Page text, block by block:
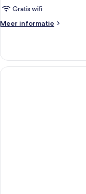
Gratis wifi
Meer informatie
Meer